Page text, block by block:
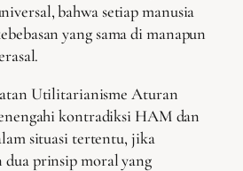
bahwa setiap manusia
yang sama di manapun
Utilitarianisme Aturan
kontradiksi HAM dan
situasi tertentu, jika
dua prinsip moral yang